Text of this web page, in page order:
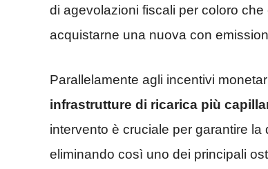
di agevolazioni fiscali per coloro
acquistarne una nuova con
Parallelamente agli incentivi
infrastrutture di ricarica più
intervento è cruciale per garantire la
eliminando così uno dei principali